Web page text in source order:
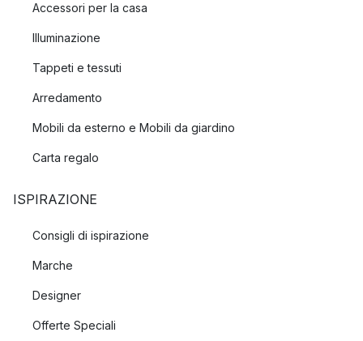
Accessori per la casa
Illuminazione
Tappeti e tessuti
Arredamento
Mobili da esterno e Mobili da giardino
Carta regalo
ISPIRAZIONE
Consigli di ispirazione
Marche
Designer
Offerte Speciali